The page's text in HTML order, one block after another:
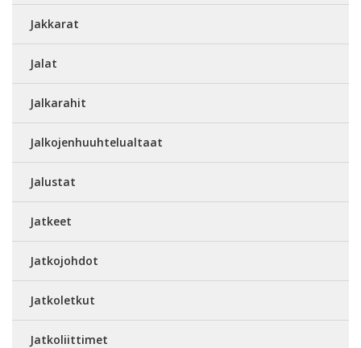
Jakkarat
Jalat
Jalkarahit
Jalkojenhuuhtelualtaat
Jalustat
Jatkeet
Jatkojohdot
Jatkoletkut
Jatkoliittimet